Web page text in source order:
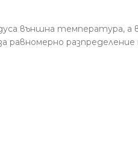
външна температура, а
равномерно разпределение